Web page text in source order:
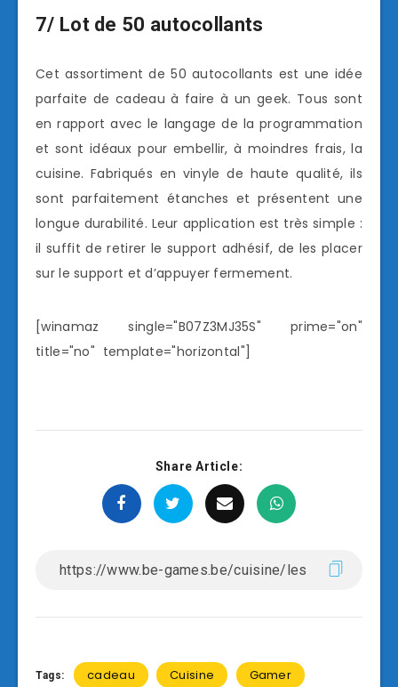
7/ Lot de 50 autocollants
Cet assortiment de 50 autocollants est une idée
parfaite de cadeau à faire à un geek. Tous sont
en rapport avec le langage de la programmation
et sont idéaux pour embellir, à moindres frais, la
cuisine. Fabriqués en vinyle de haute qualité, ils
sont parfaitement étanches et présentent une
longue durabilité. Leur application est très simple :
il suffit de retirer le support adhésif, de les placer
sur le support et d’appuyer fermement.
[winamaz single="B07Z3MJ35S" prime="on"
title="no" template="horizontal"]
Share Article:
Tags: cadeau Cuisine
Gamer